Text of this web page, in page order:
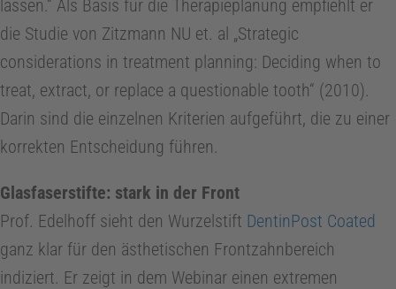
Z
lassen.“ Als Basis für die Therapieplanung empfiehlt er
die Studie von Zitzmann NU et. al „Strategic
considerations in treatment planning: Deciding when to
treat, extract, or replace a questionable tooth“ (2010).
Darin sind die einzelnen Kriterien aufgeführt, die zu einer
korrekten Entscheidung führen.
Glasfaserstifte: stark in der Front
Prof. Edelhoff sieht den Wurzelstift DentinPost Coated
ganz klar für den ästhetischen Frontzahnbereich
indiziert. Er zeigt in dem Webinar einen extremen